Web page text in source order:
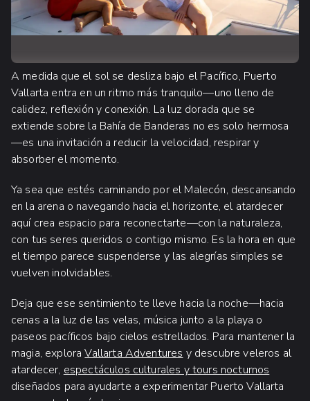
A medida que el sol se desliza bajo el Pacífico, Puerto
Vallarta entra en un ritmo más tranquilo—uno lleno de
calidez, reflexión y conexión. La luz dorada que se
extiende sobre la Bahía de Banderas no es solo hermosa
—es una invitación a reducir la velocidad, respirar y
absorber el momento.
Ya sea que estés caminando por el Malecón, descansando
en la arena o navegando hacia el horizonte, el atardecer
aquí crea espacio para reconectarte—con la naturaleza,
con tus seres queridos o contigo mismo. Es la hora en que
el tiempo parece suspenderse y las alegrías simples se
vuelven inolvidables.
Deja que ese sentimiento te lleve hacia la noche—hacia
cenas a la luz de las velas, música junto a la playa o
paseos pacíficos bajo cielos estrellados. Para mantener la
magia, exploraVallarta Adventures y descubre veleros al
atardecer, espectáculos culturales y tours nocturnos
diseñados para ayudarte a experimentar Puerto Vallarta